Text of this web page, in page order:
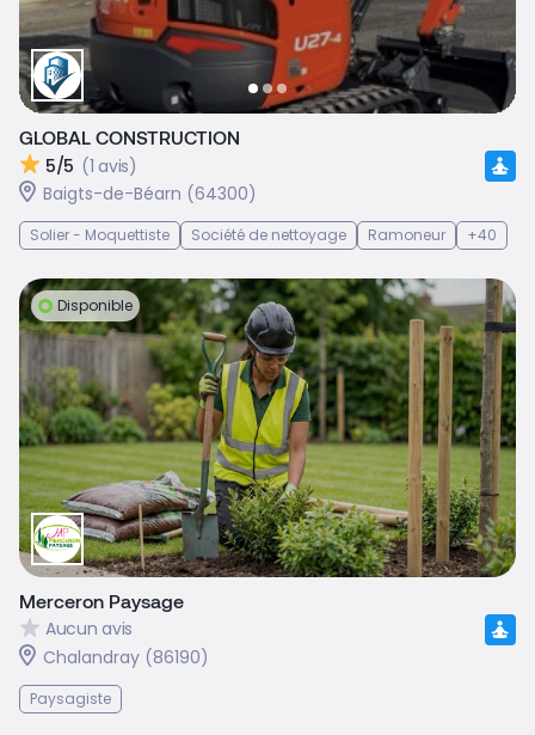
GLOBAL CONSTRUCTION
5/5 (1 avis)
Baigts-de-Béarn (64300)
Solier - Moquettiste Société de nettoyage Ramoneur +40
Disponible
Merceron Paysage
Aucun avis
Chalandray (86190)
Paysagiste